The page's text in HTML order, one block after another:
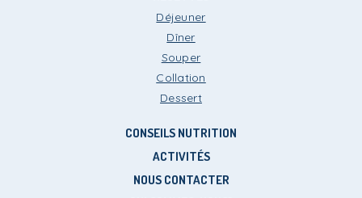
Déjeuner
Dîner
Souper
Collation
Dessert
CONSEILS NUTRITION
ACTIVITÉS
NOUS CONTACTER